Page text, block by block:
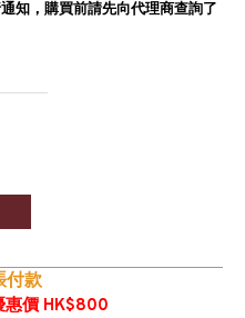
知，購買前請先向代理商查詢了
付款
惠價 HK$800